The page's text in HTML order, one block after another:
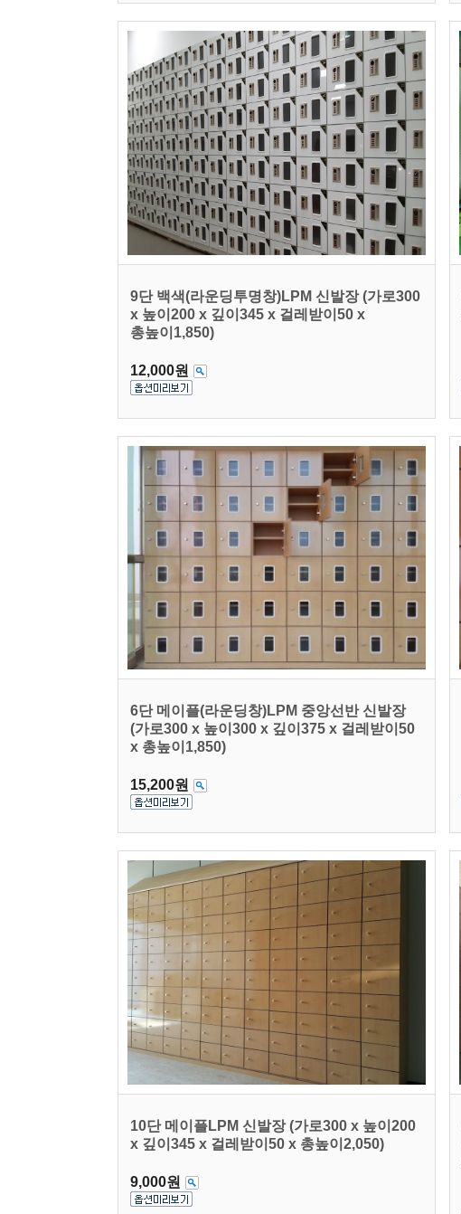
9단 백색(라운딩투명창)LPM 신발장 (가로300
x 높이200 x 깊이345 x 걸레받이50 x
총높이1,850)
12,000원
6단 메이플(라운딩창)LPM 중앙선반 신발장
(가로300 x 높이300 x 깊이375 x 걸레받이50
x 총높이1,850)
15,200원
10단 메이플LPM 신발장 (가로300 x 높이200
x 깊이345 x 걸레받이50 x 총높이2,050)
9,000원